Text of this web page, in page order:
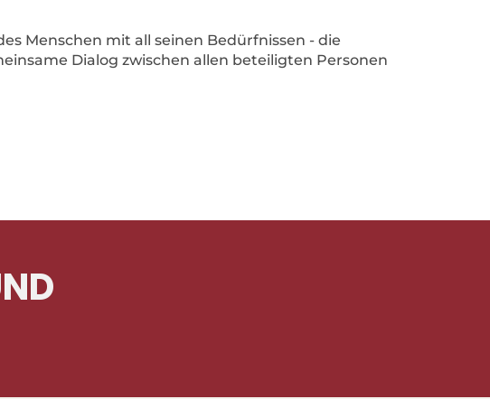
Menschen mit all seinen Bedürfnissen - die
Dialog zwischen allen beteiligten Personen